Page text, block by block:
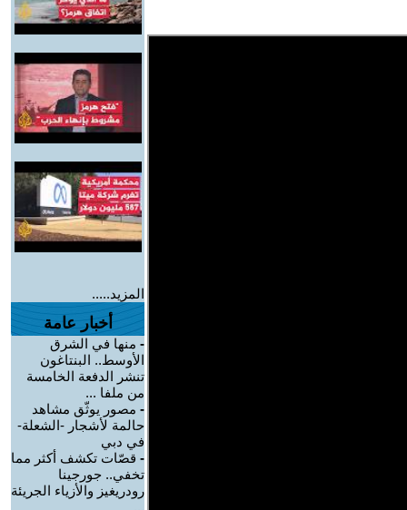
المزيد.....
أخبار عامة
- منها في الشرق
الأوسط.. البنتاغون
تنشر الدفعة الخامسة
من ملفا ...
- مصور يوثّق مشاهد
حالمة لأشجار -الشعلة-
في دبي
- قصّات تكشف أكثر مما
تخفي.. جورجينا
رودريغيز والأزياء الجريئة
...